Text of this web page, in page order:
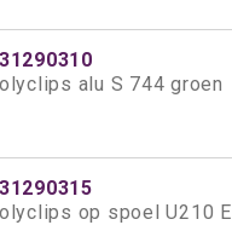
alu S 744 groen
op spoel U210 E